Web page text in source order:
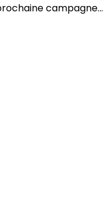
campagne...